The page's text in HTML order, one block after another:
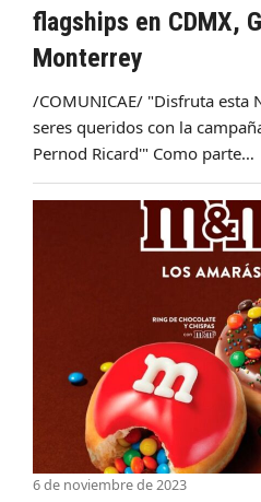
flagships en CDMX,
Monterrey
/COMUNICAE/ "Disfruta esta
seres queridos con la
Pernod Ricard'" Como parte…
6 de noviembre de 2023